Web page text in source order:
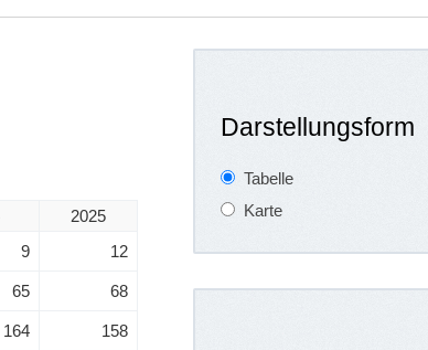
2025
9 12
65 68
164 158
Darstellungsform
Tabelle
Karte